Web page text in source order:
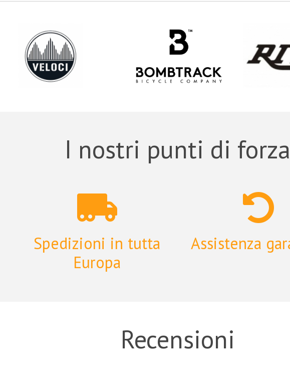
I nostri punti di
Spedizioni in tutta
Europa
Assistenza
Recensioni